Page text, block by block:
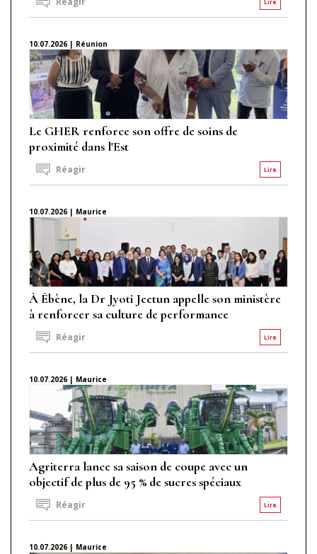
Lire
10.07.2026 | Réunion
Le GHER renforce son offre de soins de
proximité dans l'Est
Lire
Réagir
10.07.2026 | Maurice
À Ébène, la Dr Jyoti Jeetun appelle son ministère
à renforcer sa culture de performance
Lire
Réagir
10.07.2026 | Maurice
Agriterra lance sa saison de coupe avec un
objectif de plus de 95 % de sucres spéciaux
Lire
Réagir
10.07.2026 | Maurice